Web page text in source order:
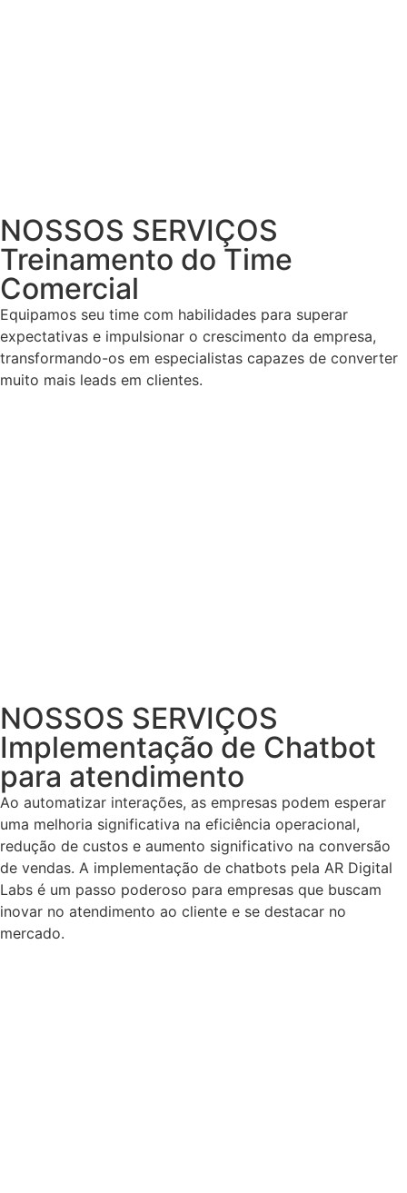
NOSSOS SERVIÇOS
Treinamento do Time
Comercial
Equipamos seu time com habilidades para superar
expectativas e impulsionar o crescimento da empresa,
transformando-os em especialistas capazes de converter
muito mais leads em clientes.
NOSSOS SERVIÇOS
Implementação de Chatbot
para atendimento
Ao automatizar interações, as empresas podem esperar
uma melhoria significativa na eficiência operacional,
redução de custos e aumento significativo na conversão
de vendas. A implementação de chatbots pela AR Digital
Labs é um passo poderoso para empresas que buscam
inovar no atendimento ao cliente e se destacar no
mercado.